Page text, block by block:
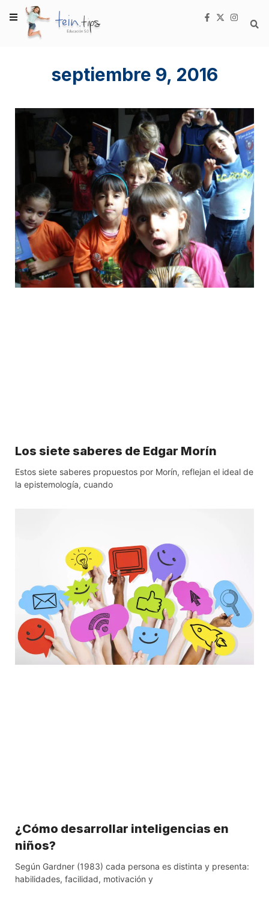
septiembre 9, 2016
Los siete saberes de Edgar Morín
Estos siete saberes propuestos por Morín, reflejan el ideal de
la epistemología, cuando
¿Cómo desarrollar inteligencias en
niños?
Según Gardner (1983) cada persona es distinta y presenta:
habilidades, facilidad, motivación y